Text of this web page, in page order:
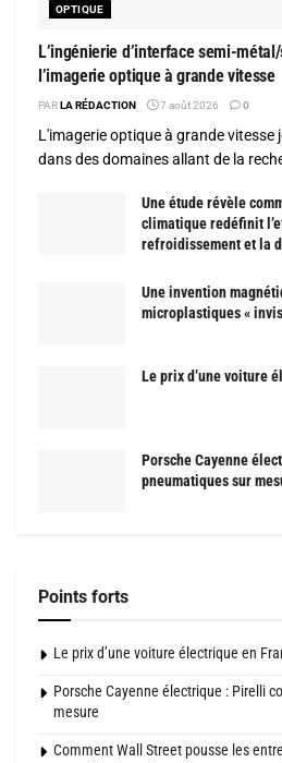
OPTIQUE
L’ingénierie d’interface semi-
l’imagerie optique à grande vitesse
PARLA RÉDACTION 7 août 2026 0
L'imagerie optique à grande vitesse
dans des domaines allant de la
Une étude révèle
climatique redéfinit
refroidissement et la
Une invention
microplastiques «
Le prix d’une voiture
Porsche Cayenne
pneumatiques sur
Points forts
Le prix d’une voiture électrique en
Porsche Cayenne électrique : Pirelli
mesure
Comment Wall Street pousse les